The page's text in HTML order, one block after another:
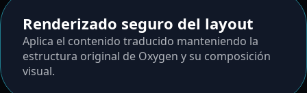
Renderizado seguro del layout
Aplica el contenido traducido manteniendo la
estructura original de Oxygen y su composición
visual.